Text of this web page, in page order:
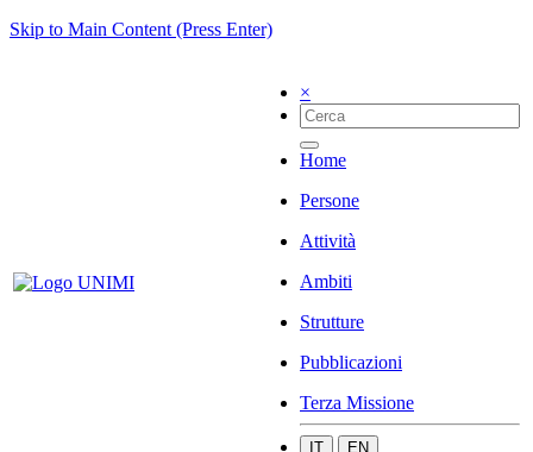
Skip to Main Content (Press Enter)
×
Home
Persone
Attività
Ambiti
Strutture
Pubblicazioni
Terza Missione
IT EN